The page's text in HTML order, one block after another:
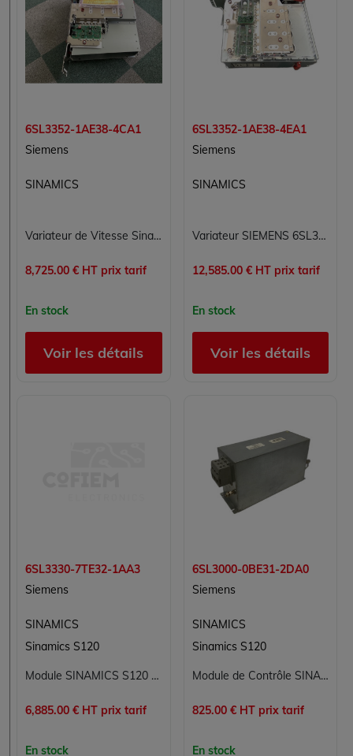
6SL3352-1AE38-4CA1
Siemens
SINAMICS
Variateur de Vitesse Sinamics SIEMENS 6SL3352-1AE38-4CA1
8,725.00 € HT prix tarif
En stock
Voir les détails
6SL3352-1AE38-4EA1
Siemens
SINAMICS
Variateur SIEMENS 6SL3352-1AE38-4EA1 pour Conversion d’Énergie et Électronique de Puissance
12,585.00 € HT prix tarif
En stock
Voir les détails
6SL3330-7TE32-1AA3
Siemens
SINAMICS
Sinamics S120
Module SINAMICS S120 6SL3330-7TE32-1AA3 Siemens - Alimentation Industrielle
6,885.00 € HT prix tarif
En stock
6SL3000-0BE31-2DA0
Siemens
SINAMICS
Sinamics S120
Module de Contrôle SINAMICS S120 Siemens 6SL3000-0BE31-2DA0
825.00 € HT prix tarif
En stock